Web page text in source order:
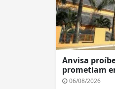
Anvisa
prometiam
06/08/2026